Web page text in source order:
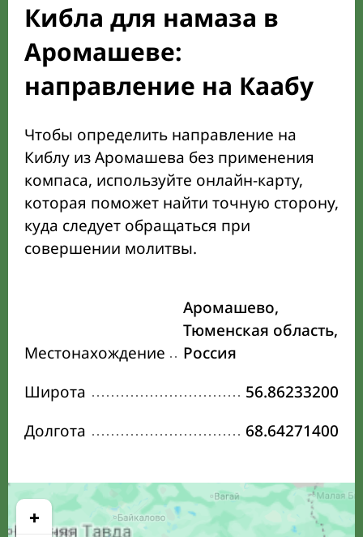
Кибла для намаза в
Аромашеве:
направление на Каабу
Чтобы определить направление на
Киблу из Аромашева без применения
компаса, используйте онлайн-карту,
которая поможет найти точную сторону,
куда следует обращаться при
совершении молитвы.
Местонахождение
Аромашево,
Тюменская область,
Россия
Широта
56.86233200
Долгота
68.64271400
+